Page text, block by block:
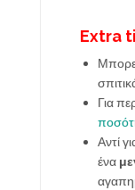
Extra
Για
Αντί
ένα